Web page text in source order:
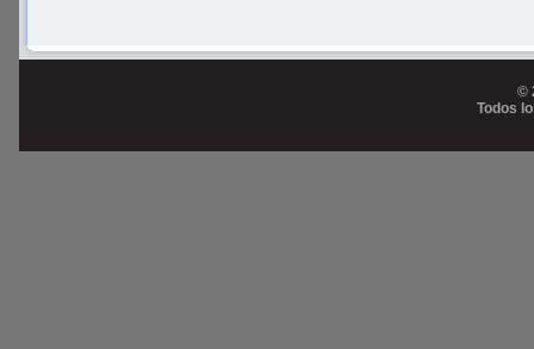
©
Todos